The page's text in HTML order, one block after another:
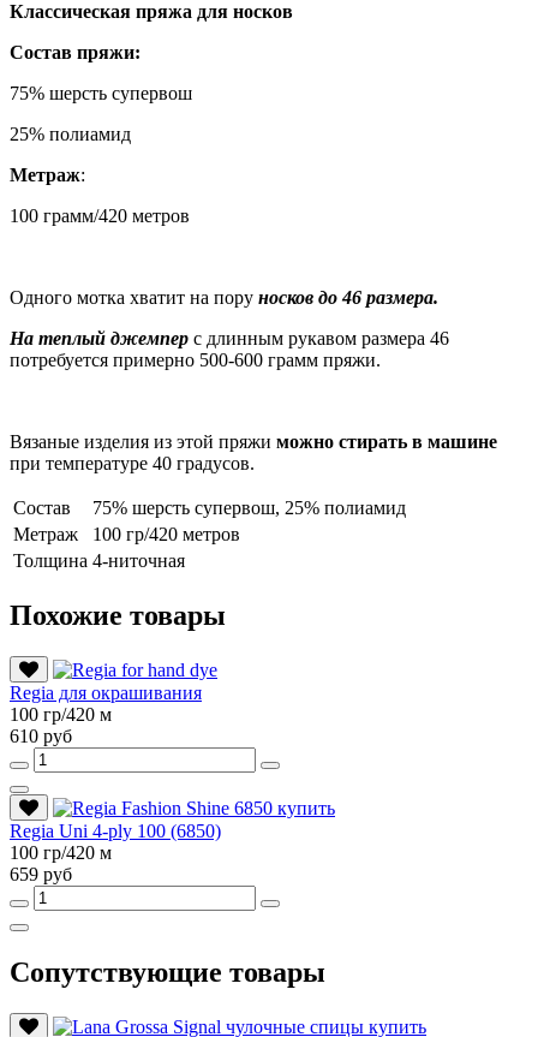
Классическая пряжа для носков
Состав пряжи:
75% шерсть супервош
25% полиамид
Метраж:
100 грамм/420 метров
Одного мотка хватит на пору носков до 46 размера.
На теплый джемпер с длинным рукавом размера 46
потребуется примерно 500-600 грамм пряжи.
Вязаные изделия из этой пряжи можно стирать в машине
при температуре 40 градусов.
Состав
75% шерсть супервош, 25% полиамид
Метраж
100 гр/420 метров
Толщина 4-ниточная
Похожие товары
Regia для окрашивания
100 гр/420 м
610 руб
Regia Uni 4-ply 100 (6850)
100 гр/420 м
659 руб
Сопутствующие товары